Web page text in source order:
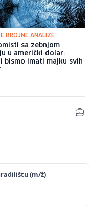
BROJNE ANALIZE
sa zebnjom
u američki dolar:
bismo imati majku svih
(m/ž)